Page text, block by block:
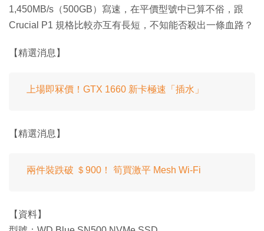
1,450MB/s（500GB）寫速，在平價型號中已算不俗，跟
Crucial P1 規格比較亦互有長短，不知能否殺出一條血路？
【精選消息】
上場即冧價！GTX 1660 新卡極速「插水」
【精選消息】
兩件裝跌破 ＄900！ 筍買激平 Mesh Wi-Fi
【資料】